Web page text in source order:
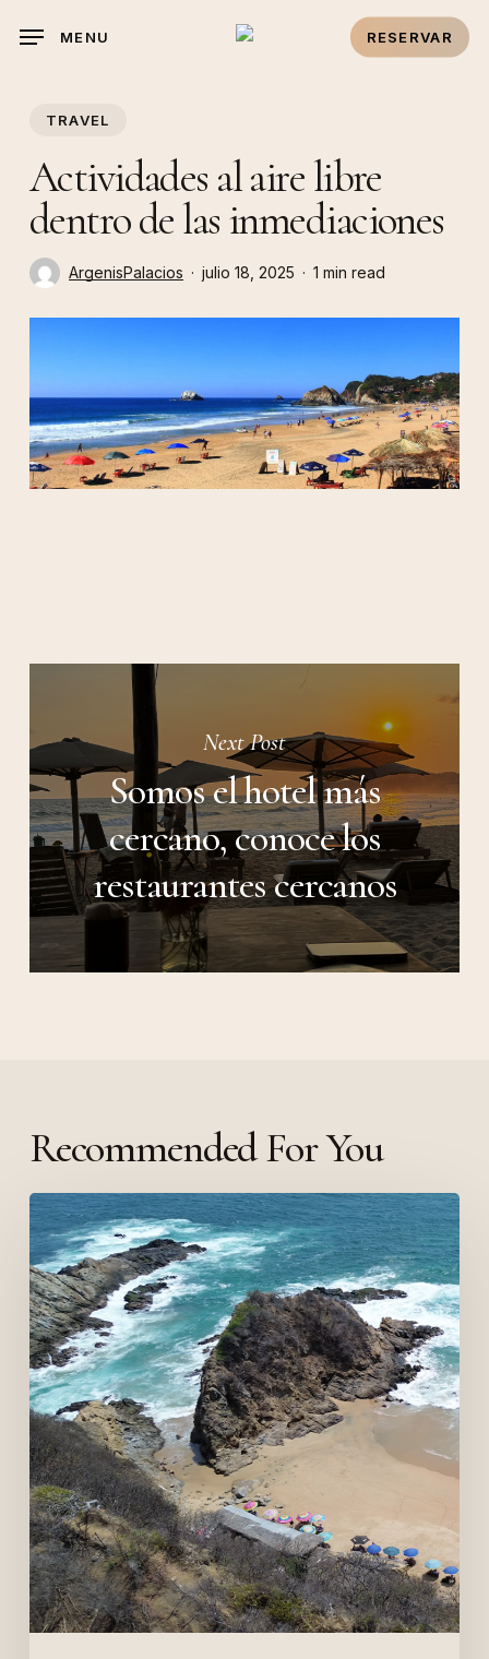
RESERVAR
MENU
TRAVEL
Actividades al aire libre
dentro de las inmediaciones
ArgenisPalacios julio 18, 2025 1 min read
Next Post
Somos el hotel más
cercano, conoce los
restaurantes cercanos
Recommended For You